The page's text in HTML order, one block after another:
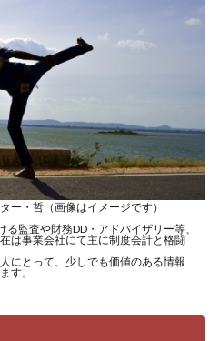
ー・哲（画像はイメージです）
る監査や財務DD・アドバイザリー等、
は事業会社にて主に制度会計と格闘
にとって、少しでも価値のある情報
す。